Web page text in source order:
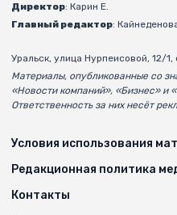
Директор: Карин Е.
Главный редактор:
Уральск, улица Нурпеисовой, 12/
Материалы, опубликованные со
«Новости компаний», «Бизнес» и
Ответственность за них несёт
Условия использования
Редакционная политика
Контакты